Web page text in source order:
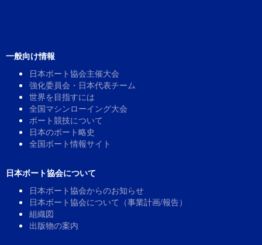
一般向け情報
日本ボート協会主催大会
強化委員会・日本代表チーム
世界を目指すには
全国マシンローイング大会
ボート競技について
日本のボート略史
全国ボート情報サイト
日本ボート協会について
日本ボート協会からのお知らせ
日本ボート協会について（事業計画/報告）
組織図
出版物の案内